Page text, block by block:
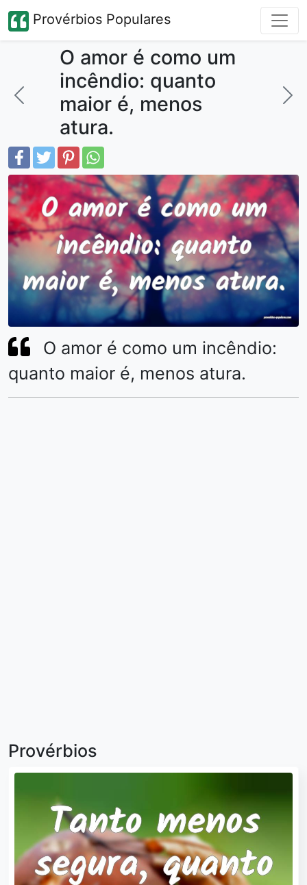
Provérbios Populares
O amor é como um
incêndio: quanto
maior é, menos
atura.
O amor é como um incêndio:
quanto maior é, menos atura.
Provérbios